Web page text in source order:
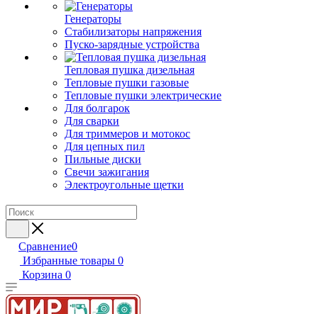
Генераторы
Стабилизаторы напряжения
Пуско-зарядные устройства
Тепловая пушка дизельная
Тепловые пушки газовые
Тепловые пушки электрические
Для болгарок
Для сварки
Для триммеров и мотокос
Для цепных пил
Пильные диски
Свечи зажигания
Электроугольные щетки
Сравнение0
Избранные товары 0
Корзина 0